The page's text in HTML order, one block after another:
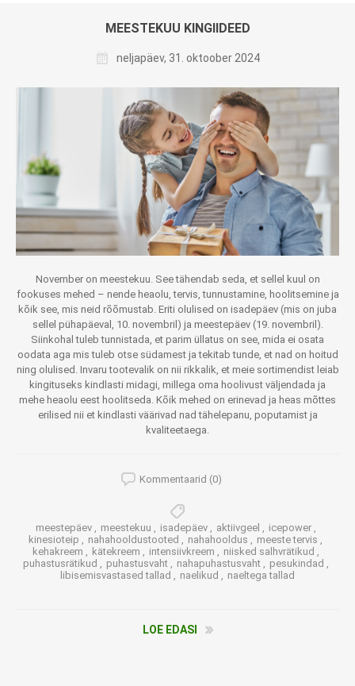
MEESTEKUU KINGIIDEED
neljapäev, 31. oktoober 2024
November on meestekuu. See tähendab seda, et sellel kuul on
fookuses mehed – nende heaolu, tervis, tunnustamine, hoolitsemine ja
kõik see, mis neid rõõmustab. Eriti olulised on isadepäev (mis on juba
sellel pühapäeval, 10. novembril) ja meestepäev (19. novembril).
Siinkohal tuleb tunnistada, et parim üllatus on see, mida ei osata
oodata aga mis tuleb otse südamest ja tekitab tunde, et nad on hoitud
ning olulised. Invaru tootevalik on nii rikkalik, et meie sortimendist leiab
kingituseks kindlasti midagi, millega oma hoolivust väljendada ja
mehe heaolu eest hoolitseda. Kõik mehed on erinevad ja heas mõttes
erilised nii et kindlasti väärivad nad tähelepanu, poputamist ja
kvaliteetaega.
Kommentaarid (0)
meestepäev meestekuu isadepäev aktiivgeel icepower
kinesioteip
nahahooldustooted nahahooldus meeste tervis
kehakreem
kätekreem intensiivkreem niisked salhvrätikud
puhastusrätikud
puhastusvaht nahapuhastusvaht pesukindad
libisemisvastased tallad
naelikud naeltega tallad
LOE EDASI